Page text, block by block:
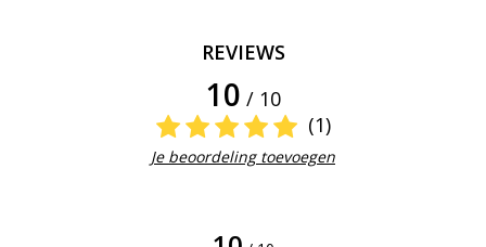
REVIEWS
10 / 10
(1)
Je beoordeling toevoegen